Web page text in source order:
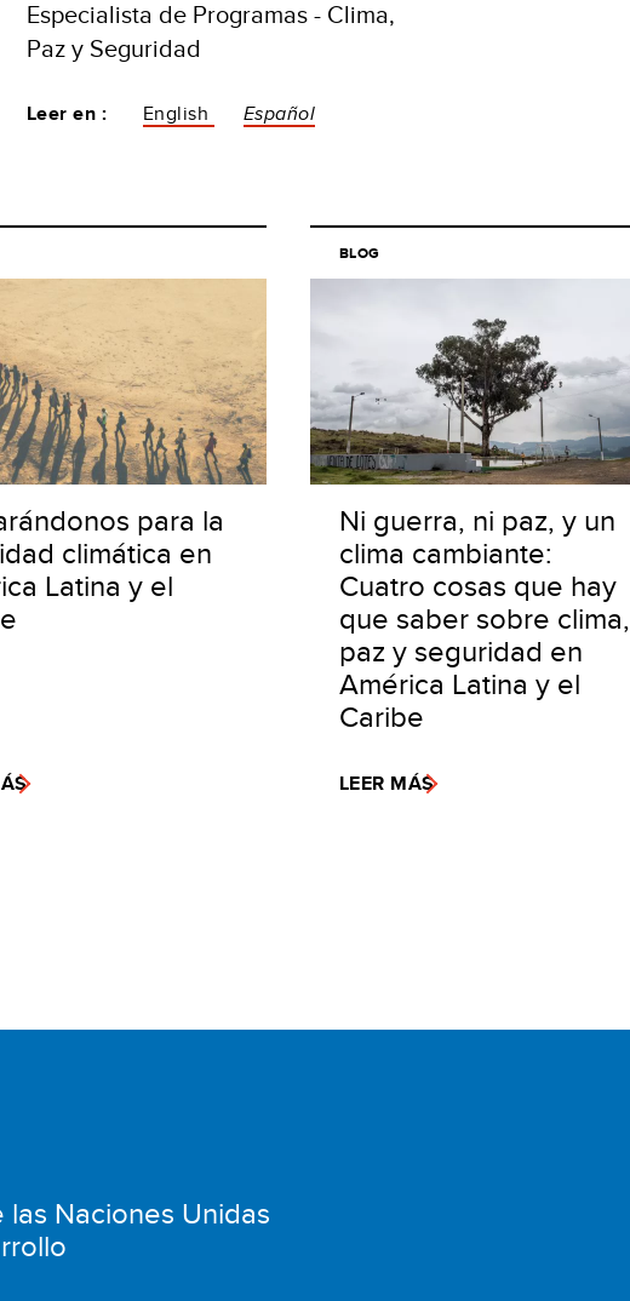
Especialista de Programas - Clima,
Paz y Seguridad
Leer en : English Español
para la
climática en
Latina y el
BLOG
Ni guerra, ni paz, y un
clima cambiante:
Cuatro cosas que hay
que saber sobre clima,
paz y seguridad en
América Latina y el
Caribe
LEER MÁS
las Naciones Unidas